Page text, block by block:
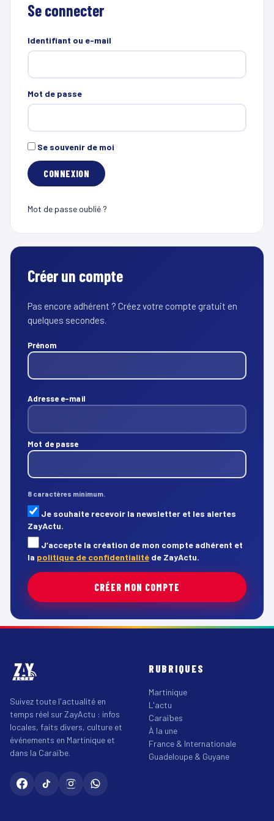
Se connecter
Identifiant ou e-mail
Mot de passe
Se souvenir de moi
Mot de passe oublié ?
Créer un compte
Pas encore adhérent ? Créez votre compte gratuit en
quelques secondes.
Prénom
Adresse e-mail
Mot de passe
8 caractères minimum.
Je souhaite recevoir la newsletter et les alertes
ZayActu.
J’accepte la création de mon compte adhérent et
la politique de confidentialité de ZayActu.
CRÉER MON COMPTE
Suivez toute l'actualité en
temps réel sur ZayActu : infos
locales, faits divers, culture et
événements en Martinique et
dans la Caraïbe.
RUBRIQUES
Martinique
L'actu
Caraïbes
À la une
France & Internationale
Guadeloupe & Guyane